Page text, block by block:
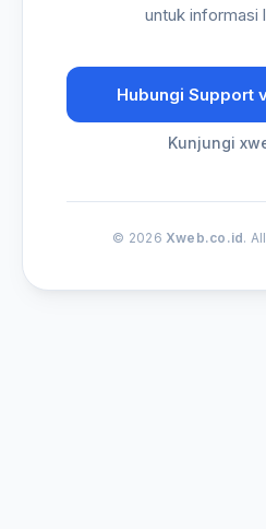
untuk informasi
Hubungi Support
Kunjungi
© 2026 Xweb.co.id.